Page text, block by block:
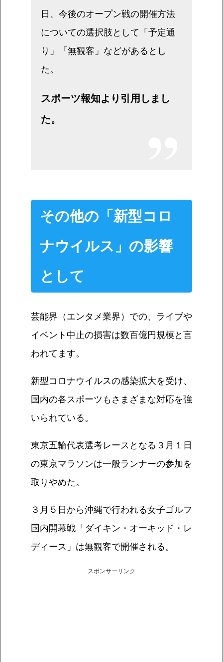
日、今後のオープン戦の開催方法
についての選択肢として「予定通
り」「無観客」などがあるとし
た。
スポーツ報知より引用しまし
た。
その他の「新型コロ
ナウイルス」の影響
として
芸能界（エンタメ業界）での、ライブや
イベント中止の損害は数百億円規模と言
われてます。
新型コロナウイルスの感染拡大を受け、
国内の各スポーツもさまざまな対応を強
いられている。
東京五輪代表選考レースとなる３月１日
の東京マラソンは一般ランナーの参加を
取りやめた。
３月５日から沖縄で行われる女子ゴルフ
国内開幕戦「ダイキン・オーキッド・レ
ディース」は無観客で開催される。
スポンサーリンク